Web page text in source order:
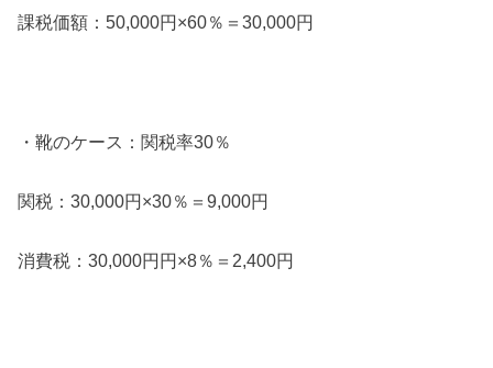
課税価額：50,000円×60％＝30,000円
・靴のケース：関税率30％
関税：30,000円×30％＝9,000円
消費税：30,000円円×8％＝2,400円